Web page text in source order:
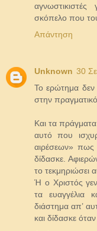
σκόπελο που
Απάντηση
Unknown 30
Το ερώτημα δεν
στην
Και τα
αυτό που
αιρέσεων»
δίδασκε.
το τεκμηριώσει
Ή ο Χριστός
τα ευαγγέλια
διάστημα απ’
και δίδασκε